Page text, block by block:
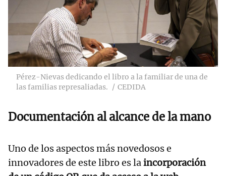
Pérez-Nievas dedicando el libro a la familiar de una de
las familias represaliadas.
CEDIDA
Documentación al alcance de la mano
Uno de los aspectos más novedosos e
innovadores de este libro es laincorporación